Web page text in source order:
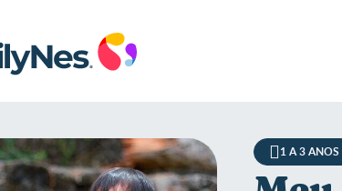
1 A 3 ANOS